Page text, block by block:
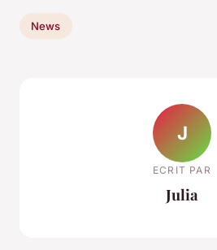
News
J
ECRIT PAR
Julia